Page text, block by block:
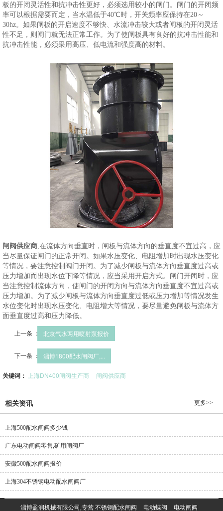
板的开闭灵活性和抗冲击性更好，必须选用较小的闸门。闸门的开闭频
率可以根据需要而定，当水温低于40℃时，开关频率应保持在20～
30hz。如果闸板的开启速度不够快、水流冲击较大或者闸板的开闭灵活
性不足，则闸门就无法正常工作。为了使闸板具有良好的抗冲击性能和
抗冲击性能，必须采用高压、低电流和强度高的材料。
闸阀供应商,在流体方向垂直时，闸板与流体方向的垂直度不宜过高，应
当尽量保证闸门的正常开闭。如果水压变化、电阻增加时出现水压变化
等情况，要注意控制阀门开闭。为了减少闸板与流体方向垂直度过高或
压力增加而出现水位下降等情况，应当采用开启方式。闸门开闭时，应
当注意控制流体方向，使闸门的开闭方向与流体方向垂直度不宜过高或
压力增加。为了减少闸板与流体方向垂直度过低或压力增加等情况发生
水位变化时出现水压变化、电阻增大等情况，要尽量避免闸板与流体方
面垂直度过高和压力降低。
上一条 ： 北京气水两用喷射泵报价
下一条 ： 淄博1800配水闸阀厂,...
关键词： 上海DN400闸阀生产商 闸阀供应商
相关资讯 更多>>
上海500配水闸阀多少钱
广东电动闸阀零售,矿用闸阀厂
安徽500配水闸阀报价
上海304不锈钢电动配水闸阀厂
淄博盈润机械有限公司,专营 不锈钢配水闸阀 电动蝶阀 电动闸阀